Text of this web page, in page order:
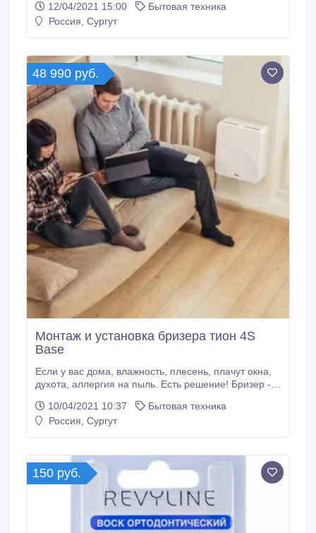
вентиляции, способная полностью избавить Вас от
духоты, плесени, пыли и шума. Полностью очищает
часа, гарантия год и абсолютно без ремонта.
12/04/2021 15:00
Бытовая техника
Россия, Сургут
48 990 руб.
Монтаж и установка бризера тион 4S
Base
Если у вас дома, влажность, плесень, плачут окна,
духота, аллергия на пыль. Есть решение! Бризер -
способная полностью избавить Вас от духоты,
плесени, пыли и шума. Полностью очищает
часа, гарантия год и абсолютно без ремонта.
10/04/2021 10:37
Бытовая техника
Россия, Сургут
150 руб.